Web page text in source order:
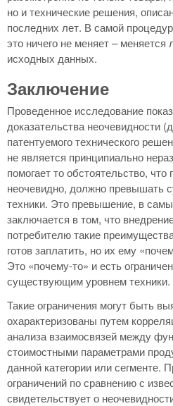
но и технические решения,
последних лет. В самой
это ничего не меняет –
исходных данных.
Заключение
Проведенное исследование
доказательства неочевидности
патентуемого технического
не является принципиально
помогает то обстоятельство,
неочевидно, должно превышать
техники. Это превышение, в
заключается в том, что
потребителю такие
готов заплатить, но их ему
Это «почему-то» и есть
существующим уровнем техники.
Такие ограничения могут быть
охарактеризованы путем
анализа взаимосвязей между
стоимостными параметрами
данной категории или сегменте.
ограничений по сравнению с
свидетельствует о